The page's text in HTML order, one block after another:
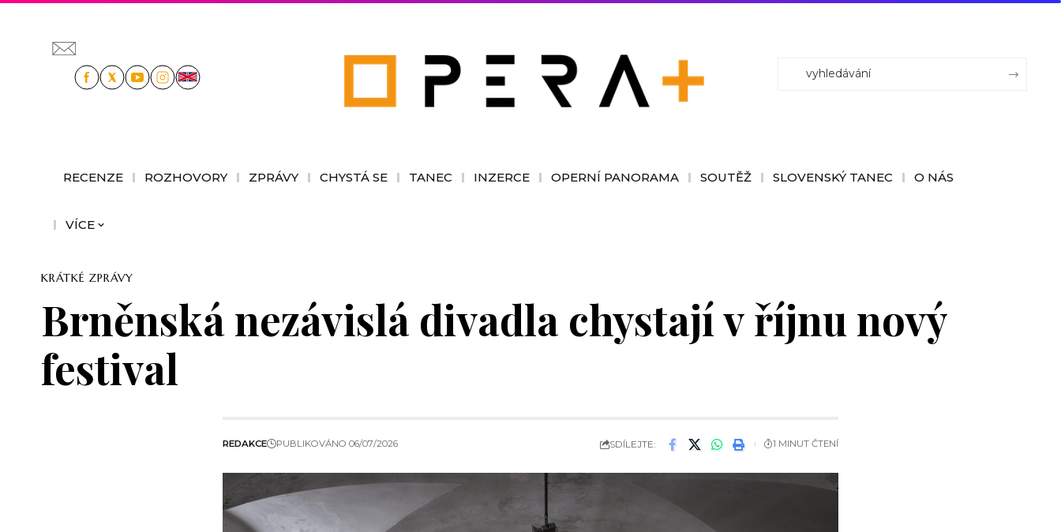
RECENZE ROZHOVORY ZPRÁVY CHYSTÁ SE TANEC INZERCE OPERNÍ PANORAMA SOUTĚŽ SLOVENSKÝ TANEC O NÁS
VÍCE
KRÁTKÉ ZPRÁVY
Brněnská nezávislá divadla chystají v říjnu nový
festival
REDAKCE PUBLIKOVÁNO 06/07/2026 SDÍLEJTE: 1 MINUT ČTENÍ